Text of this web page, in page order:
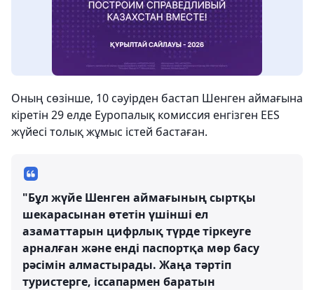
Оның сөзінше, 10 сәуірден бастап Шенген аймағына
кіретін 29 елде Еуропалық комиссия енгізген EES
жүйесі толық жұмыс істей бастаған.
"Бұл жүйе Шенген аймағының сыртқы
шекарасынан өтетін үшінші ел
азаматтарын цифрлық түрде тіркеуге
арналған және енді паспортқа мөр басу
рәсімін алмастырады. Жаңа тәртіп
туристерге, іссапармен баратын